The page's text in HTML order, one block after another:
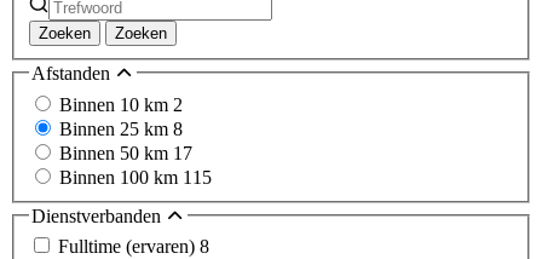
Zoeken Zoeken
Afstanden
Binnen 10 km 2
Binnen 25 km 8
Binnen 50 km 17
Binnen 100 km 115
Dienstverbanden
Fulltime (ervaren) 8